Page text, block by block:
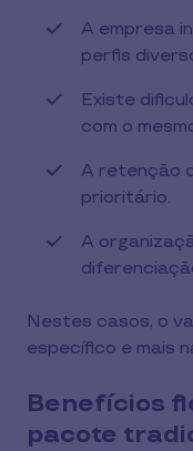
A empresa
perfis
Existe
com o
A retenção
prioritário.
A
Nestes casos, o
específico e mais
Benefícios
pacote